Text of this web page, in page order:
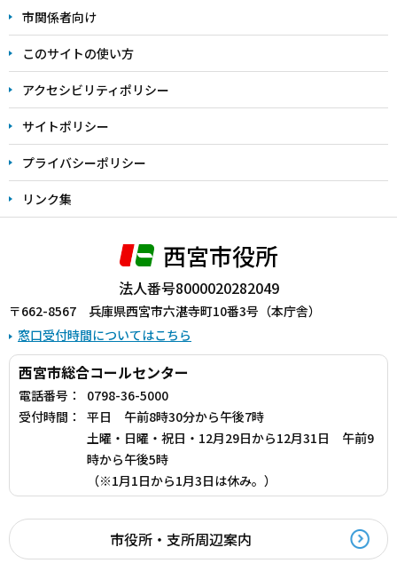
こ
ま
で
市関係者向け
このサイトの使い方
アクセシビリティポリシー
サイトポリシー
プライバシーポリシー
リンク集
西宮市役所
法人番号8000020282049
〒662-8567 兵庫県西宮市六湛寺町10番3号（本庁舎）
窓口受付時間についてはこちら
西宮市総合コールセンター
電話番号：
0798-36-5000
受付時間：
平日 午前8時30分から午後7時
土曜・日曜・祝日・12月29日から12月31日 午前9
時から午後5時
（※1月1日から1月3日は休み。）
市役所・支所周辺案内